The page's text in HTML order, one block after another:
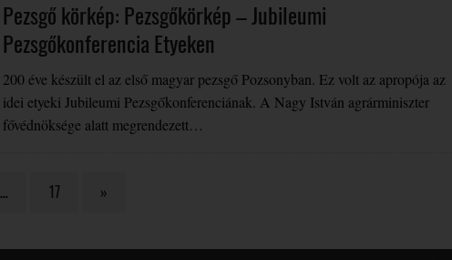
Pezsgő körkép: Pezsgőkörkép – Jubileumi
Pezsgőkonferencia Etyeken
200 éve készült el az első magyar pezsgő Pozsonyban. Ez volt az apropója az
idei etyeki Jubileumi Pezsgőkonferenciának. A Nagy István agrárminiszter
fővédnöksége alatt megrendezett…
… 17 »